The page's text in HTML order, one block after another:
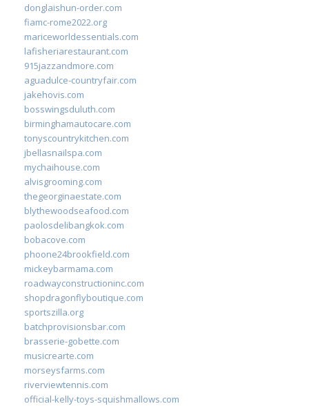
donglaishun-order.com
fiamc-rome2022.org
mariceworldessentials.com
lafisheriarestaurant.com
915jazzandmore.com
aguadulce-countryfair.com
jakehovis.com
bosswingsduluth.com
birminghamautocare.com
tonyscountrykitchen.com
jbellasnailspa.com
mychaihouse.com
alvisgrooming.com
thegeorginaestate.com
blythewoodseafood.com
paolosdelibangkok.com
bobacove.com
phoone24brookfield.com
mickeybarmama.com
roadwayconstructioninc.com
shopdragonflyboutique.com
sportszilla.org
batchprovisionsbar.com
brasserie-gobette.com
musicrearte.com
morseysfarms.com
riverviewtennis.com
official-kelly-toys-squishmallows.com